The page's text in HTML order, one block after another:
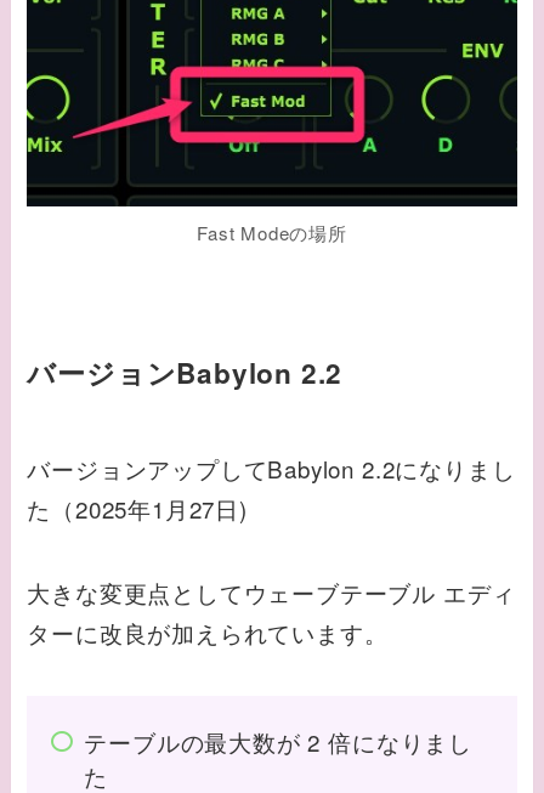
Fast Modeの場所
バージョンBabylon 2.2
バージョンアップしてBabylon 2.2になりまし
た（2025年1月27日)
大きな変更点としてウェーブテーブル エディ
ターに改良が加えられています。
テーブルの最大数が 2 倍になりまし
た